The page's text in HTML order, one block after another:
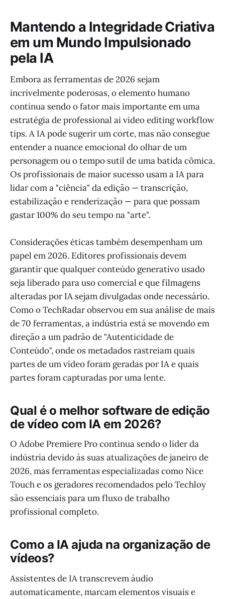
Mantendo a Integridade Criativa
em um Mundo Impulsionado
pela IA
Embora as ferramentas de 2026 sejam
incrivelmente poderosas, o elemento humano
continua sendo o fator mais importante em uma
estratégia de professional ai video editing workflow
tips. A IA pode sugerir um corte, mas não consegue
entender a nuance emocional do olhar de um
personagem ou o tempo sutil de uma batida cômica.
Os profissionais de maior sucesso usam a IA para
lidar com a "ciência" da edição — transcrição,
estabilização e renderização — para que possam
gastar 100% do seu tempo na "arte".
Considerações éticas também desempenham um
papel em 2026. Editores profissionais devem
garantir que qualquer conteúdo generativo usado
seja liberado para uso comercial e que filmagens
alteradas por IA sejam divulgadas onde necessário.
Como o TechRadar observou em sua análise de mais
de 70 ferramentas, a indústria está se movendo em
direção a um padrão de "Autenticidade de
Conteúdo", onde os metadados rastreiam quais
partes de um vídeo foram geradas por IA e quais
partes foram capturadas por uma lente.
Qual é o melhor software de edição
de vídeo com IA em 2026?
O Adobe Premiere Pro continua sendo o líder da
indústria devido às suas atualizações de janeiro de
2026, mas ferramentas especializadas como Nice
Touch e os geradores recomendados pelo Techloy
são essenciais para um fluxo de trabalho
profissional completo.
Como a IA ajuda na organização de
vídeos?
Assistentes de IA transcrevem áudio
automaticamente, marcam elementos visuais e